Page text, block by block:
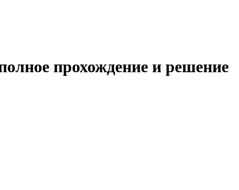
прохождение и решение